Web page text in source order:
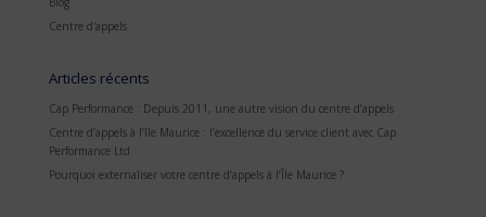
Centre d'appels
Articles récents
Cap Performance : Depuis 2011, une autre vision du centre d’appels
Centre d’appels à l’île Maurice : l’excellence du service client avec Cap
Performance Ltd
Pourquoi externaliser votre centre d’appels à l’Île Maurice ?